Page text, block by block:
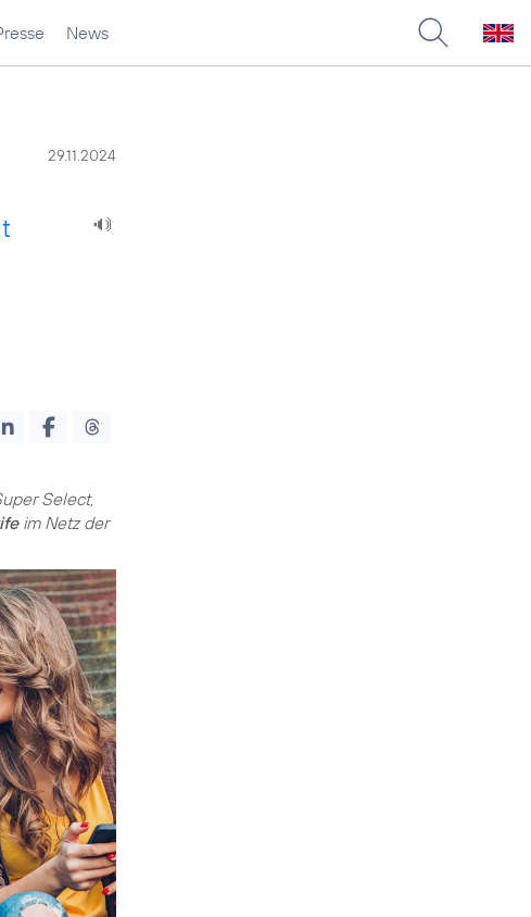
News
29.11.2024
Select,
im Netz der